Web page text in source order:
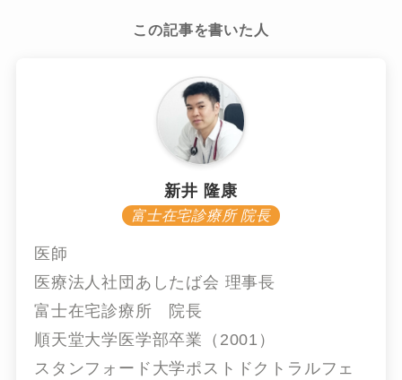
この記事を書いた人
新井 隆康
富士在宅診療所 院長
医師
医療法人社団あしたば会 理事長
富士在宅診療所 院長
順天堂大学医学部卒業（2001）
スタンフォード大学ポストドクトラルフェ